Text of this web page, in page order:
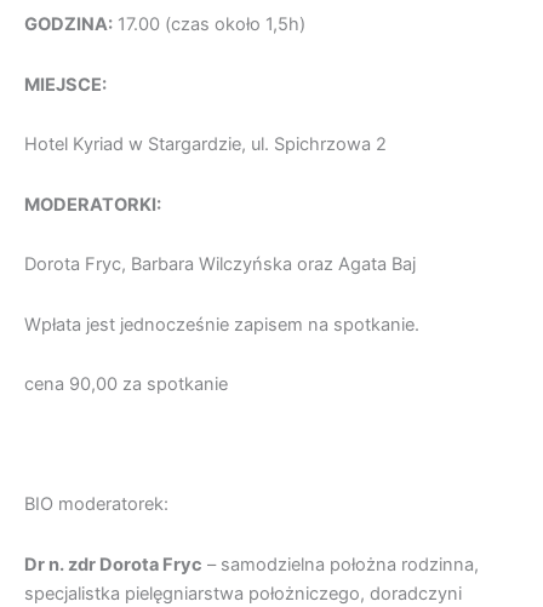
GODZINA: 17.00 (czas około 1,5h)
MIEJSCE:
Hotel Kyriad w Stargardzie, ul. Spichrzowa 2​
MODERATORKI:
Dorota Fryc, Barbara Wilczyńska oraz Agata Baj
Wpłata jest jednocześnie zapisem na spotkanie.
cena 90,00 za spotkanie
BIO moderatorek:
Dr n. zdr Dorota Fryc – samodzielna położna rodzinna,
specjalistka pielęgniarstwa położniczego, doradczyni